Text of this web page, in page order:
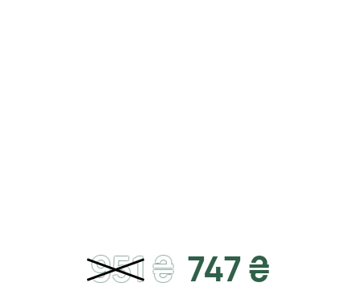
951₴ 747 ₴